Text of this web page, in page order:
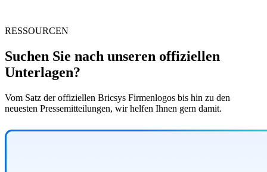
RESSOURCEN
Suchen Sie nach unseren offiziellen
Unterlagen?
Vom Satz der offiziellen Bricsys Firmenlogos bis hin zu den
neuesten Pressemitteilungen, wir helfen Ihnen gern damit.